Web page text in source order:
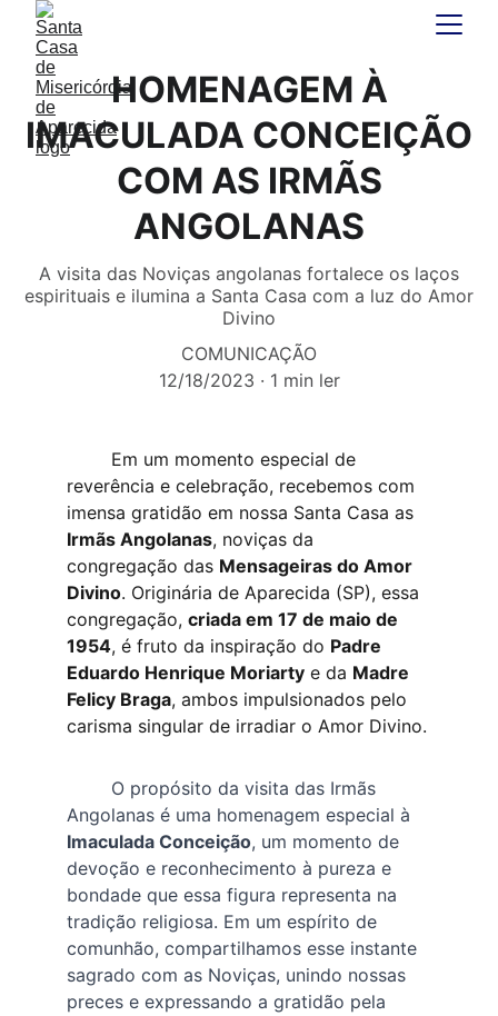
HOMENAGEM À
IMACULADA CONCEIÇÃO
COM AS IRMÃS
ANGOLANAS
A visita das Noviças angolanas fortalece os laços
espirituais e ilumina a Santa Casa com a luz do Amor
Divino
COMUNICAÇÃO
12/18/2023
1 min ler
Em um momento especial de
reverência e celebração, recebemos com
imensa gratidão em nossa Santa Casa as
Irmãs Angolanas, noviças da
congregação das Mensageiras do Amor
Divino. Originária de Aparecida (SP), essa
congregação, criada em 17 de maio de
1954, é fruto da inspiração do Padre
Eduardo Henrique Moriarty e da Madre
Felicy Braga, ambos impulsionados pelo
carisma singular de irradiar o Amor Divino.
Angolanas é uma homenagem especial à
Imaculada Conceição, um momento de
devoção e reconhecimento à pureza e
bondade que essa figura representa na
tradição religiosa. Em um espírito de
comunhão, compartilhamos esse instante
sagrado com as Noviças, unindo nossas
preces e expressando a gratidão pela